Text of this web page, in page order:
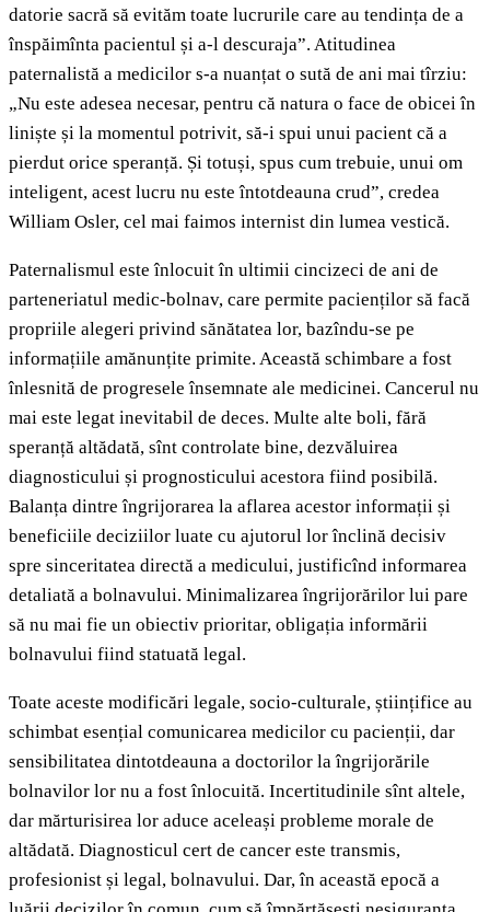
datorie sacră să evităm toate lucrurile care au tendința de a
înspăimînta pacientul și a-l descuraja”. Atitudinea
paternalistă a medicilor s-a nuanțat o sută de ani mai tîrziu:
„Nu este adesea necesar, pentru că natura o face de obicei în
liniște și la momentul potrivit, să-i spui unui pacient că a
pierdut orice speranță. Și totuși, spus cum trebuie, unui om
inteligent, acest lucru nu este întotdeauna crud”, credea
William Osler, cel mai faimos internist din lumea vestică.
Paternalismul este înlocuit în ultimii cincizeci de ani de
parteneriatul medic-bolnav, care permite pacienților să facă
propriile alegeri privind sănătatea lor, bazîndu-se pe
informațiile amănunțite primite. Această schimbare a fost
înlesnită de progresele însemnate ale medicinei. Cancerul nu
mai este legat inevitabil de deces. Multe alte boli, fără
speranță altădată, sînt controlate bine, dezvăluirea
diagnosticului și prognosticului acestora fiind posibilă.
Balanța dintre îngrijorarea la aflarea acestor informații și
beneficiile deciziilor luate cu ajutorul lor înclină decisiv
spre sinceritatea directă a medicului, justificînd informarea
detaliată a bolnavului. Minimalizarea îngrijorărilor lui pare
să nu mai fie un obiectiv prioritar, obligația informării
bolnavului fiind statuată legal.
Toate aceste modificări legale, socio-culturale, științifice au
schimbat esențial comunicarea medicilor cu pacienții, dar
sensibilitatea dintotdeauna a doctorilor la îngrijorările
bolnavilor lor nu a fost înlocuită. Incertitudinile sînt altele,
dar mărturisirea lor aduce aceleași probleme morale de
altădată. Diagnosticul cert de cancer este transmis,
profesionist și legal, bolnavului. Dar, în această epocă a